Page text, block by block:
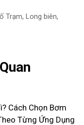
hóa chất.
có
Phải cẩn thận
xuất từ vật liệu
được phân thành
Trạm, Long biên,
Cách Chọn Bơm
Từng Ứng Dụng